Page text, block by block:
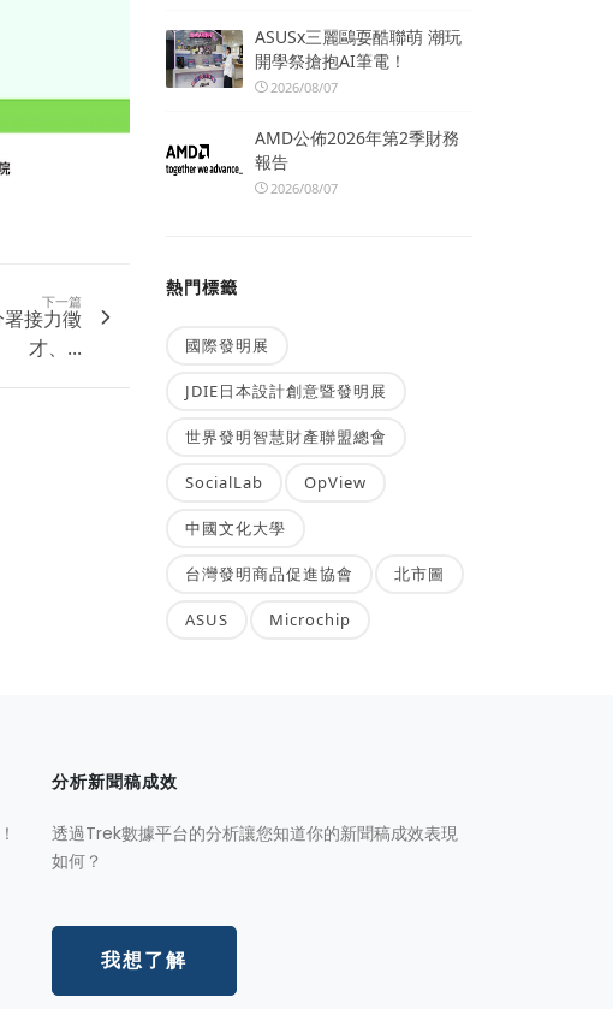
下一篇
接力徵
才、...
ASUSx三麗鷗耍酷聯萌 潮玩
開學祭搶抱AI筆電！
2026/08/07
AMD公佈2026年第2季財務
報告
2026/08/07
熱門標籤
國際發明展
JDIE日本設計創意暨發明展
世界發明智慧財產聯盟總會
SocialLab OpView
中國文化大學
台灣發明商品促進協會 北市圖
ASUS Microchip
分析新聞稿成效
透過Trek數據平台的分析讓您知道你的新聞稿成效表現
如何？
我想了解